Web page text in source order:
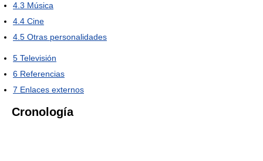
4.3 Música
4.4 Cine
4.5 Otras personalidades
5 Televisión
6 Referencias
7 Enlaces externos
Cronología